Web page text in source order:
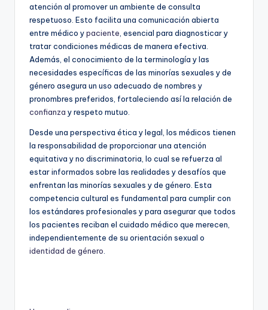
atención al promover un ambiente de consulta
respetuoso. Esto facilita una comunicación abierta
entre médico ypaciente, esencial para diagnosticar y
tratar condiciones médicas de manera efectiva.
Además, el conocimiento de la terminología y las
necesidades específicas de las minorías sexuales y de
género asegura un uso adecuado de nombres y
pronombres preferidos, fortaleciendo así la relación de
confianza y respeto mutuo.
Desde una perspectiva ética y legal, los médicos tienen
la responsabilidad de proporcionar una atención
equitativa y no discriminatoria, lo cual se refuerza al
estar informados sobre las realidades y desafíos que
enfrentan las minorías sexuales y de género. Esta
competencia cultural es fundamental para cumplir con
los estándares profesionales y para asegurar que todos
los pacientes reciban el cuidado médico que merecen,
independientemente de su orientación sexual o
identidad de género.